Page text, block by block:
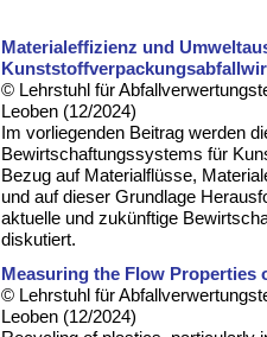
Materialeffizienz und
© Lehrstuhl für
Leoben (12/2024)
Im vorliegenden Beitrag werden
Bewirtschaftungssystems für
Bezug auf Materialflüsse,
und auf dieser Grundlage
aktuelle und zukünftige
diskutiert.
Measuring the Flow Properties
© Lehrstuhl für
Leoben (12/2024)